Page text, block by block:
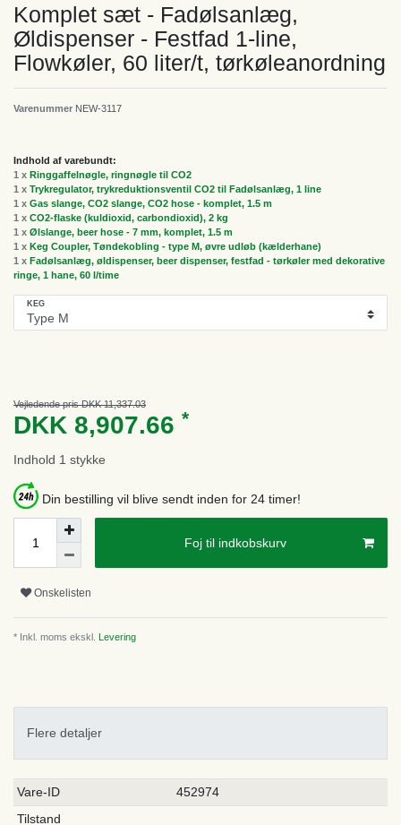
Komplet sæt - Fadølsanlæg,
Øldispenser - Festfad 1-line,
Flowkøler, 60 liter/t, tørkøleanordning
Varenummer NEW-3117
Indhold af varebundt:
1 x Ringgaffelnøgle, ringnøgle til CO2
1 x Trykregulator, trykreduktionsventil CO2 til Fadølsanlæg, 1 line
1 x Gas slange, CO2 slange, CO2 hose - komplet, 1.5 m
1 x CO2-flaske (kuldioxid, carbondioxid), 2 kg
1 x Ølslange, beer hose - 7 mm, komplet, 1.5 m
1 x Keg Coupler, Tøndekobling - type M, øvre udløb (kælderhane)
1 x Fadølsanlæg, øldispenser, beer dispenser, festfad - tørkøler med dekorative
ringe, 1 hane, 60 l/time
KEG
Vejledende pris DKK 11,337.03
DKK 8,907.66 *
Indhold 1 stykke
Din bestilling vil blive sendt inden for 24 timer!
Foj til indkobskurv
Onskelisten
* Inkl. moms ekskl. Levering
Flere detaljer
Ceres::Template.singleItemTechnicalDataAttribute
Ceres::Template.singleItemTechnicalDataValue
Vare-ID
452974
Tilstand